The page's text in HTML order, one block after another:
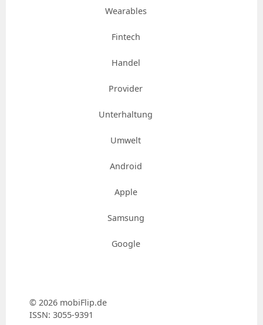
Wearables
Fintech
Handel
Provider
Unterhaltung
Umwelt
Android
Apple
Samsung
Google
© 2026 mobiFlip.de
ISSN: 3055-9391